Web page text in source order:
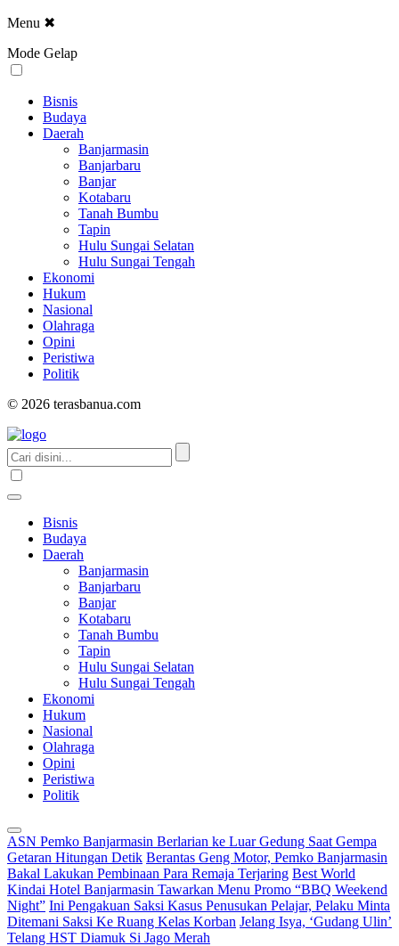
Menu ✖
Mode Gelap
Bisnis
Budaya
Daerah
Banjarmasin
Banjarbaru
Banjar
Kotabaru
Tanah Bumbu
Tapin
Hulu Sungai Selatan
Hulu Sungai Tengah
Ekonomi
Hukum
Nasional
Olahraga
Opini
Peristiwa
Politik
© 2026 terasbanua.com
Bisnis
Budaya
Daerah
Banjarmasin
Banjarbaru
Banjar
Kotabaru
Tanah Bumbu
Tapin
Hulu Sungai Selatan
Hulu Sungai Tengah
Ekonomi
Hukum
Nasional
Olahraga
Opini
Peristiwa
Politik
ASN Pemko Banjarmasin Berlarian ke Luar Gedung Saat Gempa
Getaran Hitungan Detik Berantas Geng Motor, Pemko Banjarmasin
Bakal Lakukan Pembinaan Para Remaja Terjaring Best World
Kindai Hotel Banjarmasin Tawarkan Menu Promo “BBQ Weekend
Night” Ini Pengakuan Saksi Kasus Penusukan Pelajar, Pelaku Minta
Ditemani Saksi Ke Ruang Kelas Korban Jelang Isya, ‘Gudang Ulin’
Telang HST Diamuk Si Jago Merah